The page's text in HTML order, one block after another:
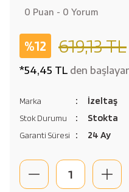
0 Puan - 0 Yorum
%12 619,13 TL
*54,45 TL den
Marka İzeltaş
Stok Durumu Stokta
Garanti Süresi 24 Ay